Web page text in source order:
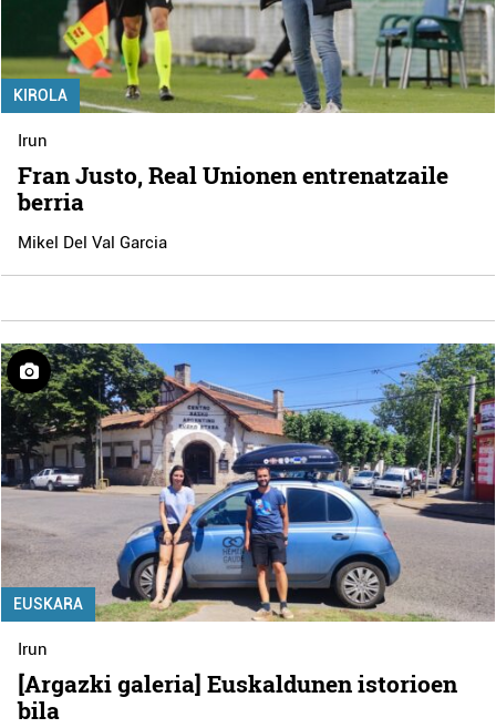
KIROLA
Irun
Fran Justo, Real Unionen entrenatzaile
berria
Mikel Del Val Garcia
EUSKARA
Irun
[Argazki galeria] Euskaldunen istorioen
bila